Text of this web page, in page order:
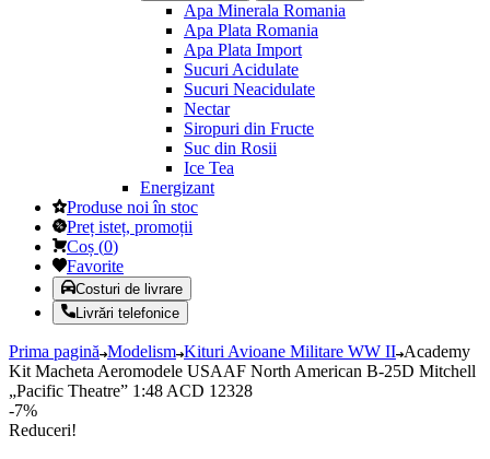
Apa Minerala Romania
Apa Plata Romania
Apa Plata Import
Sucuri Acidulate
Sucuri Neacidulate
Nectar
Siropuri din Fructe
Suc din Rosii
Ice Tea
Energizant
Produse noi în stoc
Preț isteț, promoții
Coș (0)
Favorite
Costuri de livrare
Livrări telefonice
Prima pagină Modelism Kituri Avioane Militare WW II Academy
Kit Macheta Aeromodele USAAF North American B-25D Mitchell
„Pacific Theatre” 1:48 ACD 12328
-7%
Reduceri!